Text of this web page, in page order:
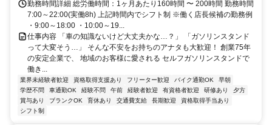
勤務時間詳細 総労働時間：1ヶ月あたり160時間 〜 200時間 勤務時間
7:00～22:00(実働8h) 上記時間内でシフト制 ※働く店長候補の勤務例
・9:00～18:00 ・10:00～19...
仕事内容 「車の知識ないけど大丈夫かな…？」 「ガソリンスタンド
って大変そう…」 そんな不安をお持ちのアナタも大歓迎！ 創業75年
の安定企業で、 地域のお客様に愛される セルフガソリンスタンドで
働き...
業界未経験者歓迎 資格取得支援あり フリーター歓迎 バイク通勤OK
早朝
学歴不問
車通勤OK 経験不問 午前 経験者歓迎 有資格者歓迎 研修あり
夕方
賞与あり
ブランクOK 育休あり 交通費支給 長期歓迎
資格取得手当あり
シフト制